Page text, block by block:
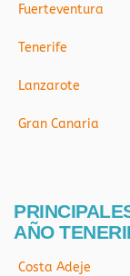
Fuerteventura
Tenerife
Lanzarote
Gran Canaria
AÑO
Costa Adeje